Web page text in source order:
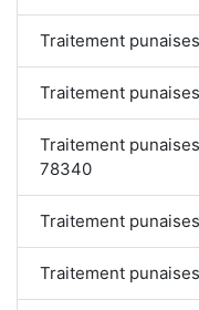
Traitement
Traitement
Traitement
78340
Traitement
Traitement